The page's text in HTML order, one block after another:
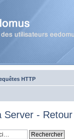
HTTP
Server -